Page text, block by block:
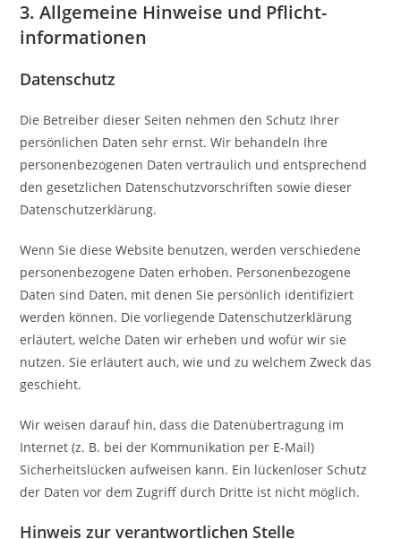
3. Allgemeine Hinweise und Pflicht­
informationen
Datenschutz
Die Betreiber dieser Seiten nehmen den Schutz Ihrer
persönlichen Daten sehr ernst. Wir behandeln Ihre
personenbezogenen Daten vertraulich und entsprechend
den gesetzlichen Datenschutzvorschriften sowie dieser
Datenschutzerklärung.
Wenn Sie diese Website benutzen, werden verschiedene
personenbezogene Daten erhoben. Personenbezogene
Daten sind Daten, mit denen Sie persönlich identifiziert
werden können. Die vorliegende Datenschutzerklärung
erläutert, welche Daten wir erheben und wofür wir sie
nutzen. Sie erläutert auch, wie und zu welchem Zweck das
geschieht.
Wir weisen darauf hin, dass die Datenübertragung im
Internet (z. B. bei der Kommunikation per E-Mail)
Sicherheitslücken aufweisen kann. Ein lückenloser Schutz
der Daten vor dem Zugriff durch Dritte ist nicht möglich.
Hinweis zur verantwortlichen Stelle